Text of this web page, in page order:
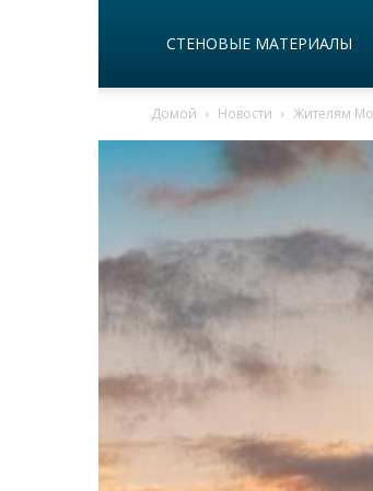
СТЕНОВЫЕ МАТЕРИАЛЫ
Домой Новости Жителям